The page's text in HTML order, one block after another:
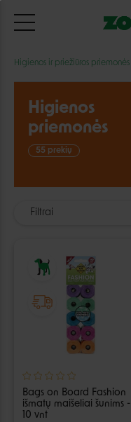
Higienos ir priežiūros priemonės
Higienos
priemonės
55 prekių
Filtrai
Bags on Board Fashion
išmatų maišeliai šunims -
10 vnt